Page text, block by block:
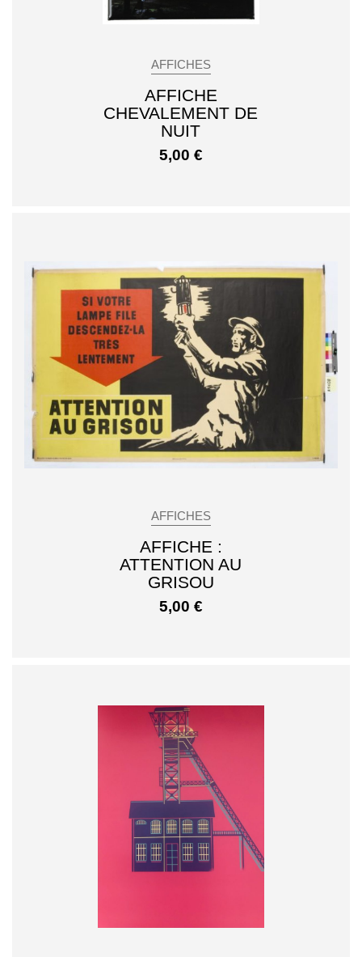
AFFICHES
AFFICHE
CHEVALEMENT DE
NUIT
5,00 €
AFFICHES
AFFICHE :
ATTENTION AU
GRISOU
5,00 €